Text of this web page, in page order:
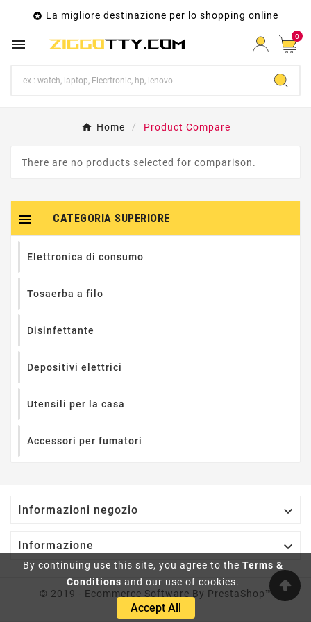
By continuing use this site, you agree to the Terms &
Conditions and our use of cookies.
Accept All
 La migliore destinazione per lo shopping online
 0
Home Product Compare
There are no products selected for comparison.
CATEGORIA SUPERIORE

Elettronica di consumo
Tosaerba a filo
Disinfettante
Depositivi elettrici
Utensili per la casa
Accessori per fumatori
Informazioni negozio 
Informazione 
© 2019 - Ecommerce Software By PrestaShop™